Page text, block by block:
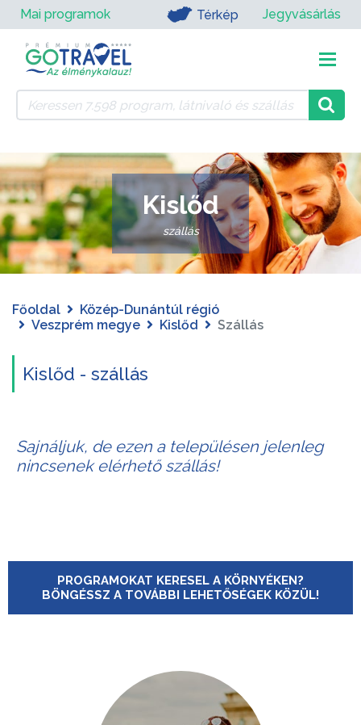
Mai programok Térkép Jegyvásárlás
Kislőd
szállás
Főoldal
Közép-Dunántúl régió
Veszprém megye
Kislőd Szállás
Kislőd - szállás
Sajnáljuk, de ezen a településen jelenleg
nincsenek elérhető szállás!
PROGRAMOKAT KERESEL A KÖRNYÉKEN?
BÖNGÉSSZ A TOVÁBBI LEHETŐSÉGEK KÖZÜL!